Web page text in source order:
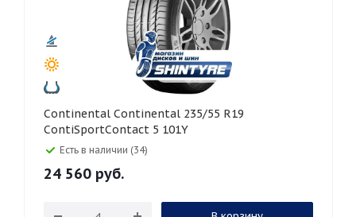
Continental Continental 235/55 R19
ContiSportContact 5 101Y
Есть в наличии (34)
24 560 руб.